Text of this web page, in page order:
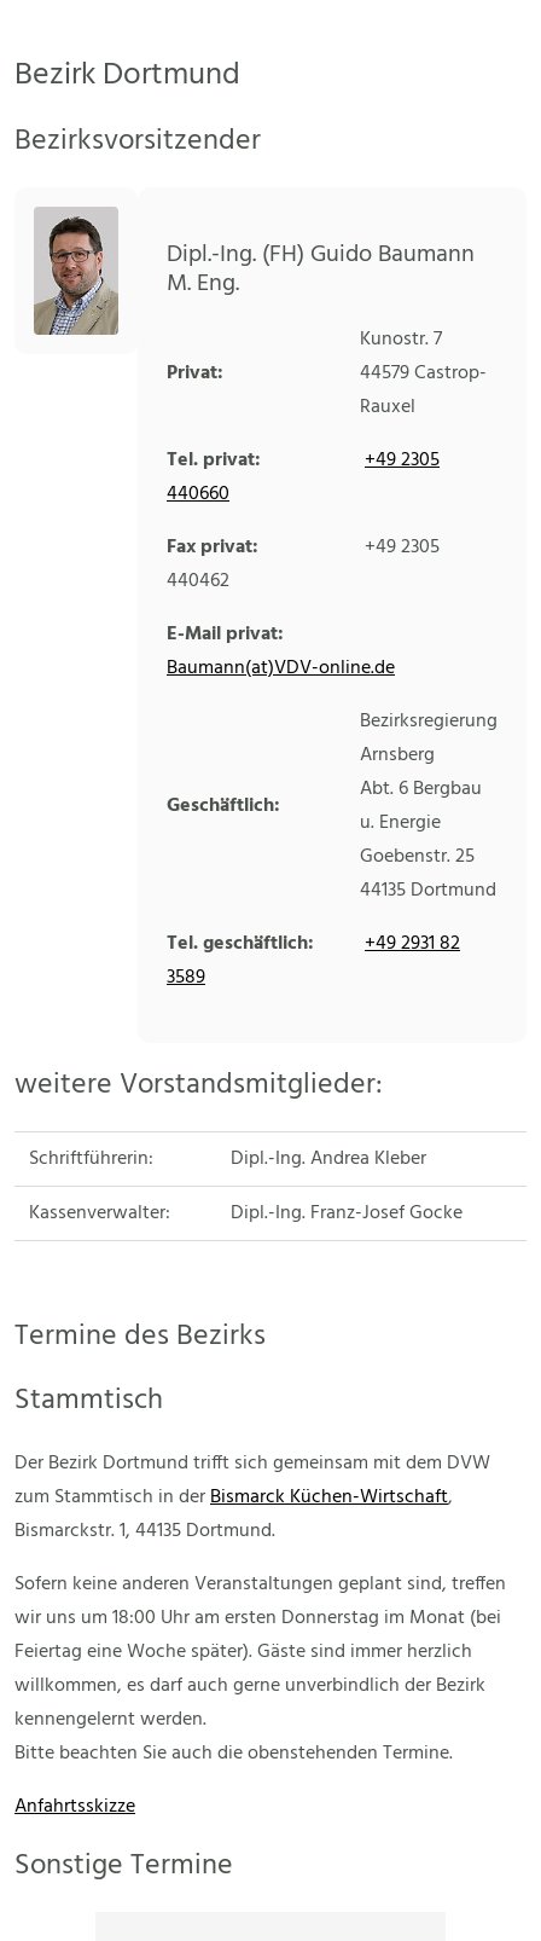
Bezirk Dortmund
Bezirksvorsitzender
Dipl.-Ing. (FH) Guido Baumann
M. Eng.
Privat:
Kunostr. 7
44579Castrop-
Rauxel
Tel. privat:
+49 2305
440660
Fax privat:
+49 2305
440462
E-Mail privat:
Baumann(at)VDV-online.de
Geschäftlich:
Bezirksregierung
Arnsberg
Abt. 6 Bergbau
u. Energie
Goebenstr. 25
44135Dortmund
Tel. geschäftlich:
+49 2931 82
3589
weitere Vorstandsmitglieder:
Schriftführerin:
Dipl.-Ing. Andrea Kleber
Kassenverwalter:
Dipl.-Ing. Franz-Josef Gocke
Termine des Bezirks
Stammtisch
Der Bezirk Dortmund trifft sich gemeinsam mit dem DVW
zum Stammtisch in derBismarck Küchen-Wirtschaft,
Bismarckstr. 1, 44135 Dortmund.
Sofern keine anderen Veranstaltungen geplant sind, treffen
wir uns um 18:00 Uhr am ersten Donnerstag im Monat (bei
Feiertag eine Woche später). Gäste sind immer herzlich
willkommen, es darf auch gerne unverbindlich der Bezirk
kennengelernt werden.
Bitte beachten Sie auch die obenstehenden Termine.
Anfahrtsskizze
Sonstige Termine